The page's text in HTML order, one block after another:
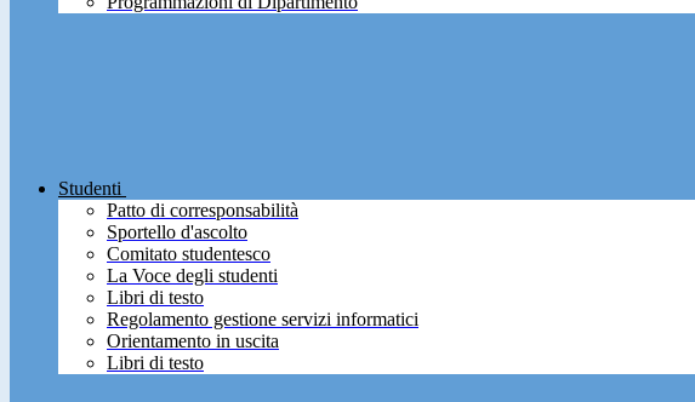
Studenti
Patto di corresponsabilità
Sportello d'ascolto
Comitato studentesco
La Voce degli studenti
Libri di testo
Regolamento gestione servizi informatici
Orientamento in uscita
Libri di testo